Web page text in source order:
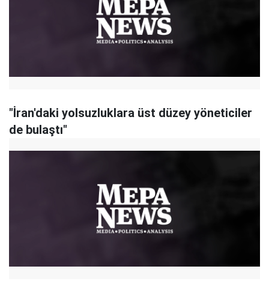
"İran'daki yolsuzluklara üst düzey yöneticiler
de bulaştı"